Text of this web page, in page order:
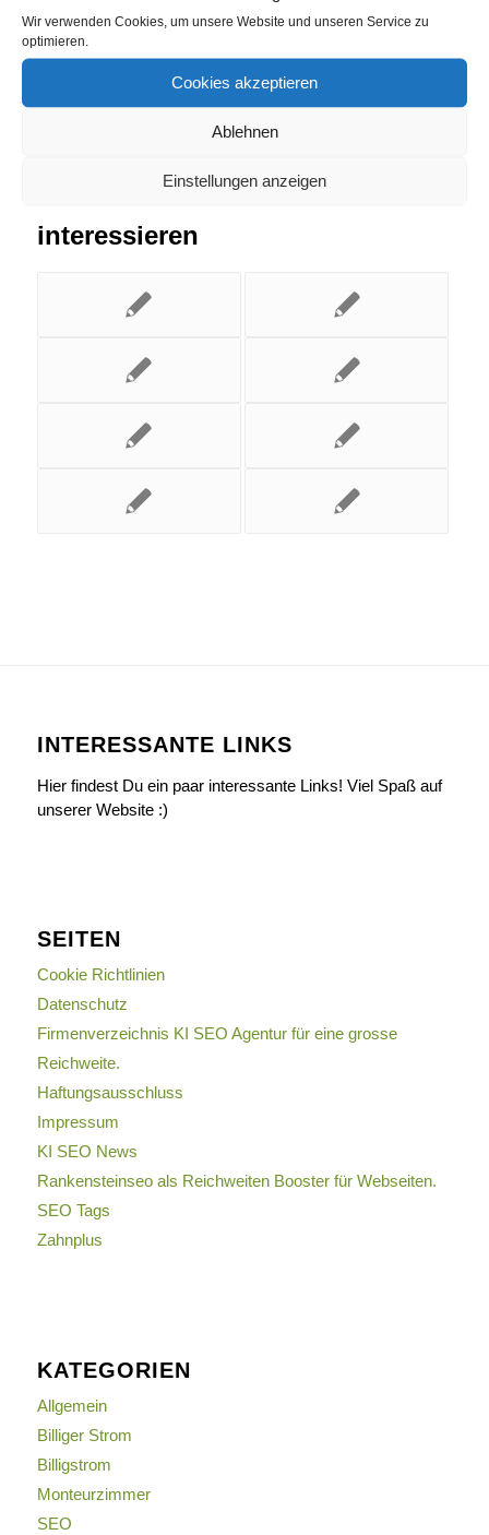
Wir verwenden Cookies, um unsere Website und unseren Service zu
optimieren.
Cookies akzeptieren
Ablehnen
Einstellungen anzeigen
interessieren
INTERESSANTE LINKS
Hier findest Du ein paar interessante Links! Viel Spaß auf
unserer Website :)
SEITEN
Cookie Richtlinien
Datenschutz
Firmenverzeichnis KI SEO Agentur für eine grosse
Reichweite.
Haftungsausschluss
Impressum
KI SEO News
Rankensteinseo als Reichweiten Booster für Webseiten.
SEO Tags
Zahnplus
KATEGORIEN
Allgemein
Billiger Strom
Billigstrom
Monteurzimmer
SEO